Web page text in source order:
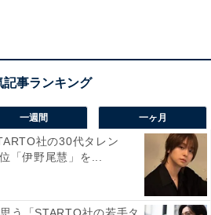
post on Instagram
一週間 一ヶ月
社の30代タレン
「伊野尾慧」を...